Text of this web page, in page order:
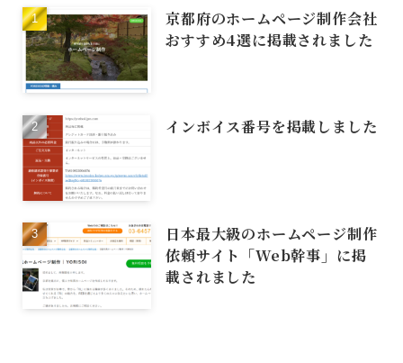
京都府のホームページ制作会社
おすすめ4選に掲載されました
インボイス番号を掲載しました
日本最大級のホームページ制作
依頼サイト「Web幹事」に掲
載されました